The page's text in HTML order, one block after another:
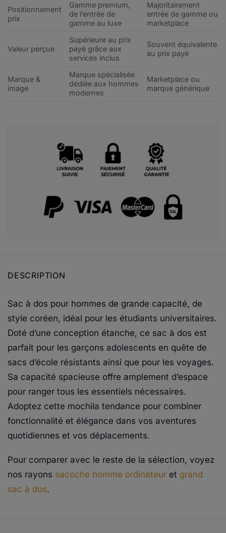
Positionnement
prix
Gamme premium,
de l’entrée de
gamme au luxe
Majoritairement
entrée de gamme ou
marketplace
Valeur perçue
Supérieure au prix
payé grâce aux
services inclus
Souvent équivalente
au prix payé
Marque &
image
Marque spécialisée
dédiée aux hommes
modernes
Marketplace ou
marque générique
DESCRIPTION
Sac à dos pour hommes de grande capacité, de
style coréen, idéal pour les étudiants universitaires.
Doté d’une conception étanche, ce sac à dos est
parfait pour les garçons adolescents en quête de
sacs d’école résistants ainsi que pour les voyages.
Sa capacité spacieuse offre amplement d’espace
pour ranger tous les essentiels nécessaires.
Adoptez cette mochila tendance pour combiner
fonctionnalité et élégance dans vos aventures
quotidiennes et vos déplacements.
Pour comparer avec le reste de la sélection, voyez
nos rayons sacoche homme ordinateur et grand
sac à dos.